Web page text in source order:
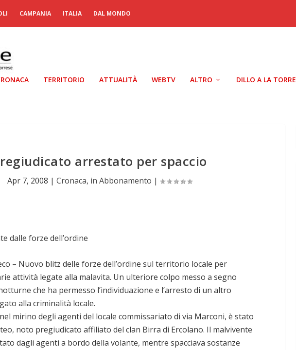
CAMPANIA ITALIA DAL MONDO
TERRITORIO ATTUALITÀ WEBTV ALTRO DILLO A LA TORRE
arrestato per spaccio
Apr 7, 2008 |Cronaca, in Abbonamento |
dalle forze dell’ordine
– Nuovo blitz delle forze dell’ordine sul territorio locale per
attività legate alla malavita. Un ulteriore colpo messo a segno
che ha permesso l’individuazione e l’arresto di un altro
alla criminalità locale.
mirino degli agenti del locale commissariato di via Marconi, è stato
noto pregiudicato affiliato del clan Birra di Ercolano. Il malvivente
dagli agenti a bordo della volante, mentre spacciava sostanze